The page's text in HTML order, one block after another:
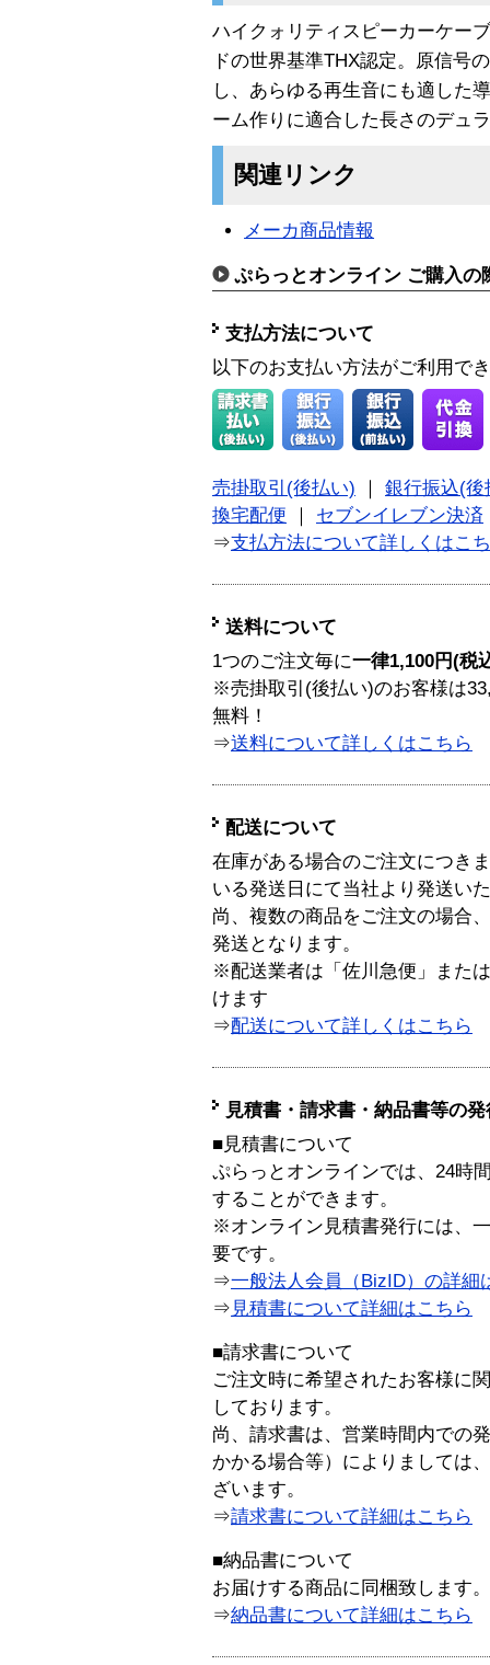
ハイクォリティスピーカーケー
ドの世界基準THX認定。原信号
し、あらゆる再生音にも適した
ーム作りに適合した長さのデュ
関連リンク
メーカ商品情報
ぷらっとオンライン ご購入の
支払方法について
以下のお支払い方法がご利用で
売掛取引(後払い)
銀行振込(後
換宅配便
セブンイレブン決済
⇒支払方法について詳しくはこ
送料について
1つのご注文毎に一律1,100円(税
※売掛取引(後払い)のお客様は
無料！
⇒送料について詳しくはこちら
配送について
在庫がある場合のご注文につき
いる発送日にて当社より発送い
尚、複数の商品をご注文の場合
発送となります。
※配送業者は「佐川急便」また
けます
⇒配送について詳しくはこちら
見積書・請求書・納品書等の
■見積書について
ぷらっとオンラインでは、24時
することができます。
※オンライン見積書発行には、
要です。
⇒一般法人会員（BizID）の詳細
⇒ 見積書について詳細はこちら
■請求書について
ご注文時に希望されたお客様に
しております。
尚、請求書は、営業時間内での
かかる場合等）によりましては
ざいます。
⇒請求書について詳細はこちら
■納品書について
お届けする商品に同梱致します。
⇒納品書について詳細はこちら